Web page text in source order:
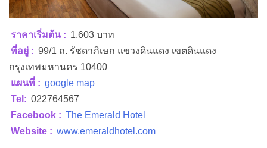
ราคาเริ่มต้น : 1,603 บาท
ที่อยู่ : 99/1 ถ. รัชดาภิเษก แขวงดินแดง เขตดินแดง
กรุงเทพมหานคร 10400
แผนที่ : google map
Tel: 022764567
Facebook : The Emerald Hotel
Website : www.emeraldhotel.com